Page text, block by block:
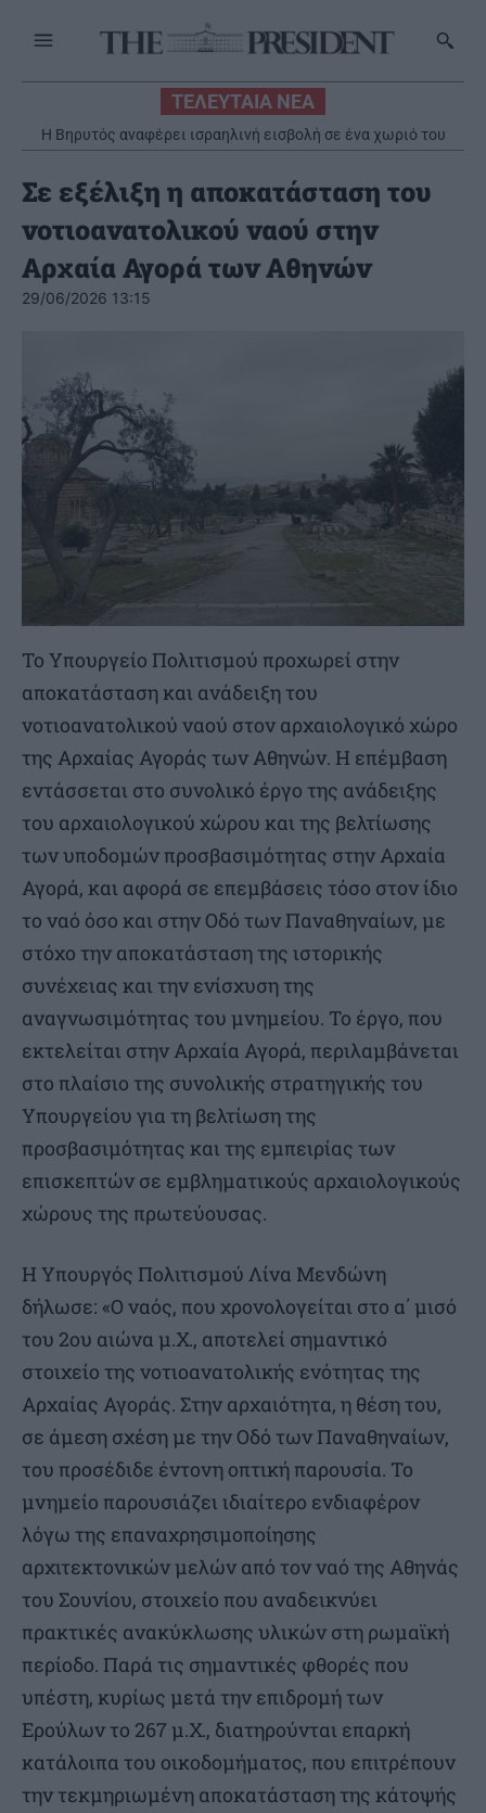
ΤΕΛΕΥΤΑΙΑ ΝΕΑ
Η Βηρυτός αναφέρει ισραηλινή εισβολή σε ένα χωριό του
νότου παρά την ανάπτυξη του λιβανικού στρατού
Σε εξέλιξη η αποκατάσταση του
νοτιοανατολικού ναού στην
Αρχαία Αγορά των Αθηνών
29/06/2026 13:15
Το Υπουργείο Πολιτισμού προχωρεί στην
αποκατάσταση και ανάδειξη του
νοτιοανατολικού ναού στον αρχαιολογικό χώρο
της Αρχαίας Αγοράς των Αθηνών. Η επέμβαση
εντάσσεται στο συνολικό έργο της ανάδειξης
του αρχαιολογικού χώρου και της βελτίωσης
των υποδομών προσβασιμότητας στην Αρχαία
Αγορά, και αφορά σε επεμβάσεις τόσο στον ίδιο
το ναό όσο και στην Οδό των Παναθηναίων, με
στόχο την αποκατάσταση της ιστορικής
συνέχειας και την ενίσχυση της
αναγνωσιμότητας του μνημείου. Το έργο, που
εκτελείται στην Αρχαία Αγορά, περιλαμβάνεται
στο πλαίσιο της συνολικής στρατηγικής του
Υπουργείου για τη βελτίωση της
προσβασιμότητας και της εμπειρίας των
επισκεπτών σε εμβληματικούς αρχαιολογικούς
χώρους της πρωτεύουσας.
Η Υπουργός Πολιτισμού Λίνα Μενδώνη
δήλωσε: «Ο ναός, που χρονολογείται στο α΄ μισό
του 2ου αιώνα μ.Χ., αποτελεί σημαντικό
στοιχείο της νοτιοανατολικής ενότητας της
Αρχαίας Αγοράς. Στην αρχαιότητα, η θέση του,
σε άμεση σχέση με την Οδό των Παναθηναίων,
του προσέδιδε έντονη οπτική παρουσία. Το
μνημείο παρουσιάζει ιδιαίτερο ενδιαφέρον
λόγω της επαναχρησιμοποίησης
αρχιτεκτονικών μελών από τον ναό της Αθηνάς
του Σουνίου, στοιχείο που αναδεικνύει
πρακτικές ανακύκλωσης υλικών στη ρωμαϊκή
περίοδο. Παρά τις σημαντικές φθορές που
υπέστη, κυρίως μετά την επιδρομή των
Ερούλων το 267 μ.Χ., διατηρούνται επαρκή
κατάλοιπα του οικοδομήματος, που επιτρέπουν
την τεκμηριωμένη αποκατάσταση της κάτοψής